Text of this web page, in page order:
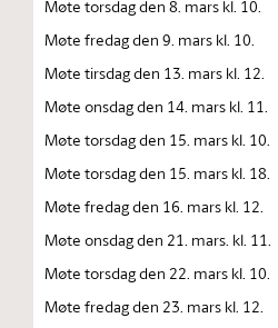
Møte torsdag den 8. mars kl. 10.
Møte fredag den 9. mars kl. 10.
Møte tirsdag den 13. mars kl. 12.
Møte onsdag den 14. mars kl. 11.
Møte torsdag den 15. mars kl. 10.
Møte torsdag den 15. mars kl. 18.
Møte fredag den 16. mars kl. 12.
Møte onsdag den 21. mars. kl. 11.
Møte torsdag den 22. mars kl. 10.
Møte fredag den 23. mars kl. 12.